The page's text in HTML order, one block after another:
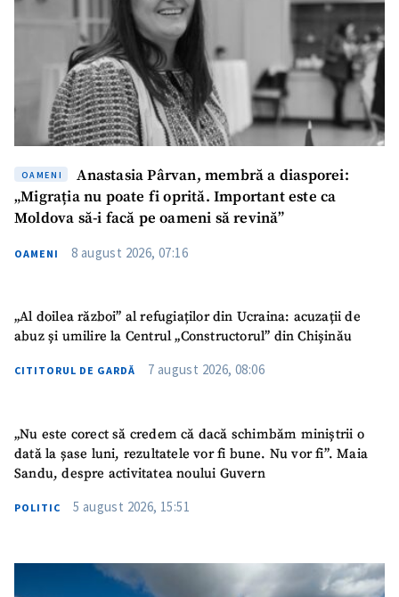
OAMENI
Anastasia Pârvan, membră a diasporei:
„Migrația nu poate fi oprită. Important este ca
Moldova să-i facă pe oameni să revină”
OAMENI 8 august 2026, 07:16
„Al doilea război” al refugiaților din Ucraina: acuzații de
abuz și umilire la Centrul „Constructorul” din Chișinău
CITITORUL DE GARDĂ 7 august 2026, 08:06
„Nu este corect să credem că dacă schimbăm miniștrii o
dată la șase luni, rezultatele vor fi bune. Nu vor fi”. Maia
Sandu, despre activitatea noului Guvern
POLITIC 5 august 2026, 15:51